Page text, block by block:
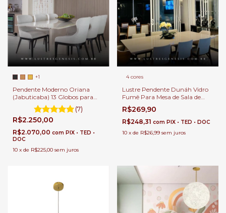
+1
Pendente Moderno Oriana
(Jabuticaba) 13 Globos para
Sala de Jantar e Ambientes
Gourmet
(7)
R$2.250,00
R$2.070,00 com PIX • TED •
DOC
10 x de R$225,00 sem juros
4 cores
Lustre Pendente Dunáh Vidro
Fumê Para Mesa de Sala de
Jantar.
R$269,90
R$248,31 com PIX • TED • DOC
10 x de R$26,99 sem juros